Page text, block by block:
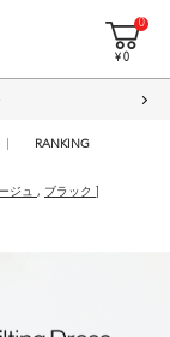
0
¥ 0
RANKING
ジュ , ブラック